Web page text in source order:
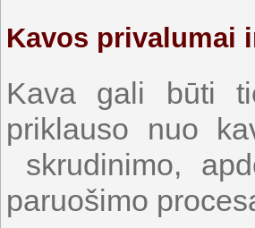
Kavos privalumai
Kava gali būti
priklauso nuo
skrudinimo,
paruošimo